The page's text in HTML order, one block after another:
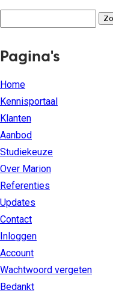
Pagina's
Home
Kennisportaal
Klanten
Aanbod
Studiekeuze
Over Marion
Referenties
Updates
Contact
Inloggen
Account
Wachtwoord vergeten
Bedankt